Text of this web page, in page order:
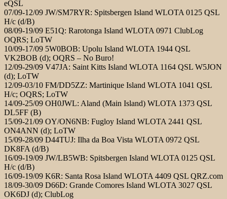
eQSL
07/09-12/09 JW/SM7RYR: Spitsbergen Island WLOTA 0125 QSL
H/c (d/B)
08/09-19/09 E51Q: Rarotonga Island WLOTA 0971 ClubLog
OQRS; LoTW
10/09-17/09 5W0BOB: Upolu Island WLOTA 1944 QSL
VK2BOB (d); OQRS – No Buro!
12/09-29/09 V47JA: Saint Kitts Island WLOTA 1164 QSL W5JON
(d); LoTW
12/09-03/10 FM/DD5ZZ: Martinique Island WLOTA 1041 QSL
H/c; OQRS; LoTW
14/09-25/09 OH0JWL: Aland (Main Island) WLOTA 1373 QSL
DL5FF (B)
15/09-21/09 OY/ON6NB: Fugloy Island WLOTA 2441 QSL
ON4ANN (d); LoTW
15/09-28/09 D44TUJ: Ilha da Boa Vista WLOTA 0972 QSL
DK8FA (d/B)
16/09-19/09 JW/LB5WB: Spitsbergen Island WLOTA 0125 QSL
H/c (d/B)
16/09-19/09 K6R: Santa Rosa Island WLOTA 4409 QSL QRZ.com
18/09-30/09 D66D: Grande Comores Island WLOTA 3027 QSL
OK6DJ (d); ClubLog